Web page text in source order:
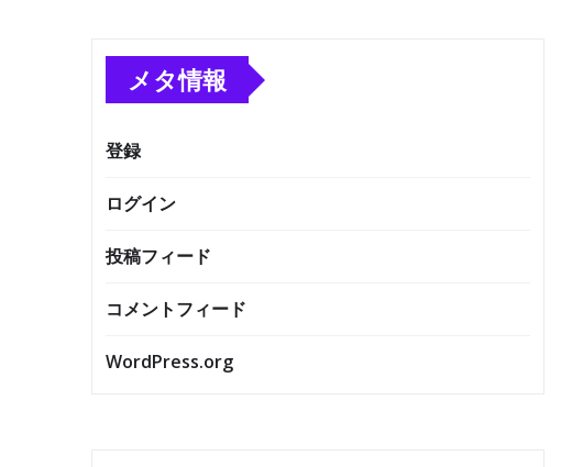
メタ情報
登録
ログイン
投稿フィード
コメントフィード
WordPress.org